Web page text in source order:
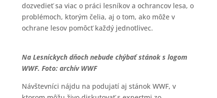
dozvedieť sa viac o práci lesníkov a ochrancov lesa, o
problémoch, ktorým čelia, aj o tom, ako môže v
ochrane lesov pomôcť každý jednotlivec.
Na Lesníckych dňoch nebude chýbať stánok s logom
WWF. Foto: archív WWF
Návštevníci nájdu na podujatí aj stánok WWF, v